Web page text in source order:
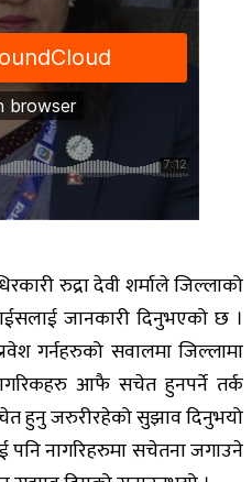
रुद्रा देवी शर्माले जिल्लाको
जानकारी दिनुभएको छ ।
गर्नहरुको सवालमा जिल्लामा
आफै सचेत हुनपर्ने तर्क
हुनु जरुरीरहेको सुझाव दिनुभयो
पनि नागरिहरुमा सचेतना जगाउने